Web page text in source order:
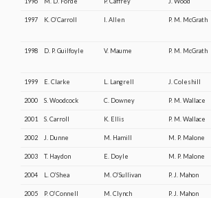
1997 K. O’Carroll I. Allen P. M. McGrath
1998 D. P. Guilfoyle V. Maume P. M. McGrath
1999 E. Clarke L. Langrell J. Coleshill
2000 S. Woodcock C. Downey P. M. Wallace
2001 S. Carroll K. Ellis P. M. Wallace
2002 J. Dunne M. Hamill M. P. Malone
2003 T. Haydon E. Doyle M. P. Malone
2004 L. O’Shea M. O’Sullivan P. J. Mahon
2005 P. O’Connell M. Clynch P. J. Mahon